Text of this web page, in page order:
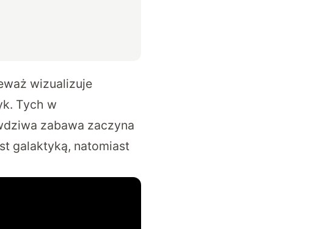
wizualizuje
Tych w
zabawa zaczyna
galaktyką, natomiast